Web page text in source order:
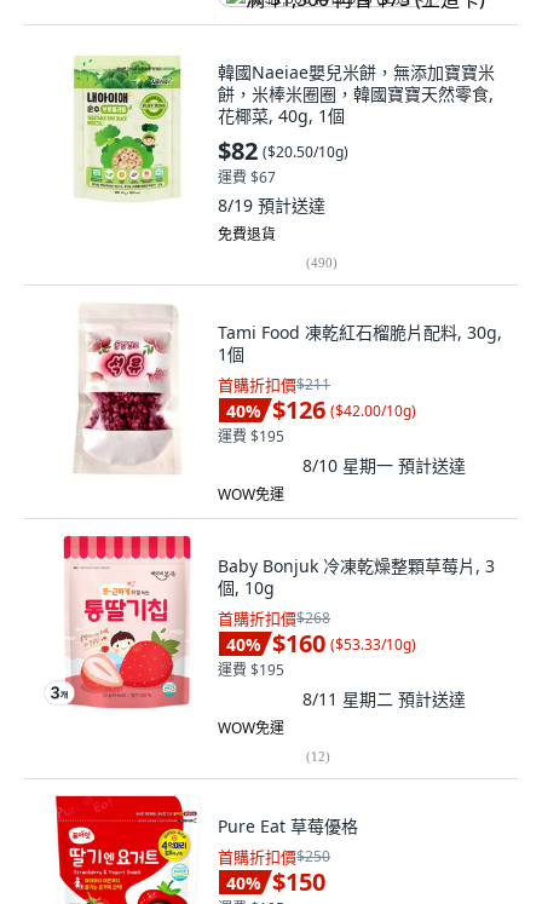
韓國Naeiae嬰兒米餅，無添加寶寶米
餅，米棒米圈圈，韓國寶寶天然零食,
花椰菜, 40g, 1個
$82 ($20.50/10g)
運費 $67
8/19 預計送達
免費退貨
(490)
Tami Food 凍乾紅石榴脆片配料, 30g,
1個
首購折扣價$211
40% $126 ($42.00/10g)
運費 $195
8/10 星期一 預計送達
WOW免運
Baby Bonjuk 冷凍乾燥整顆草莓片, 3
個, 10g
首購折扣價$268
40% $160 ($53.33/10g)
運費 $195
8/11 星期二 預計送達
WOW免運
(12)
Pure Eat 草莓優格
首購折扣價$250
40% $150